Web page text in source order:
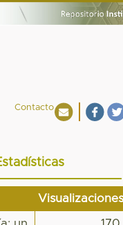
Contacto
Visualizaciones